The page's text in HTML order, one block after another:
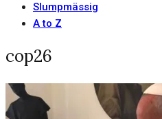
Slumpmässig
A to Z
cop26